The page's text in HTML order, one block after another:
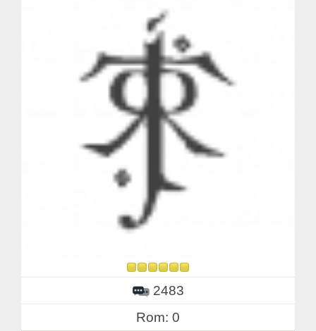
2483
Rom: 0